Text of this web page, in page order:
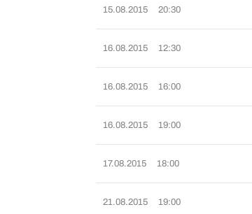
15.08.2015 20:30
16.08.2015 12:30
16.08.2015 16:00
16.08.2015 19:00
17.08.2015 18:00
21.08.2015 19:00